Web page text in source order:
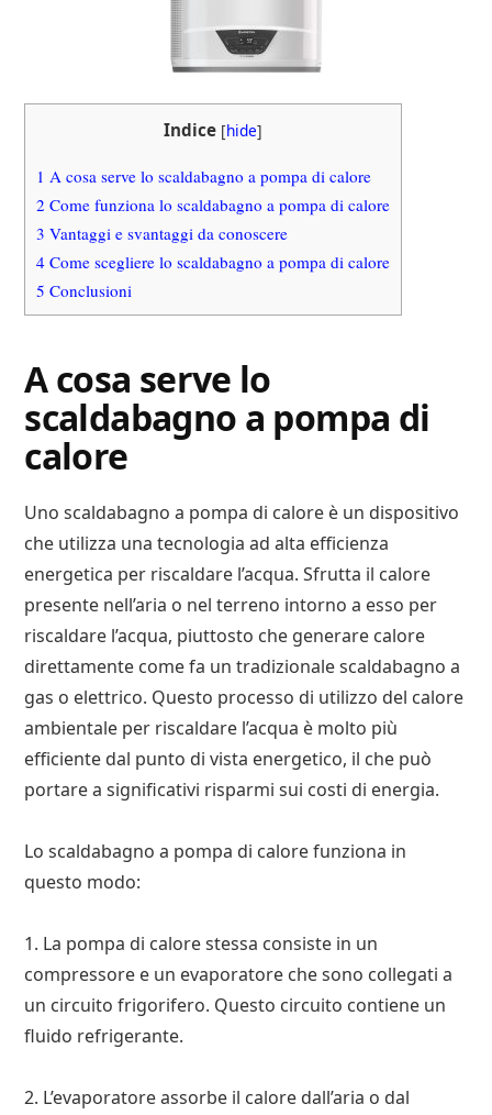
Indice [hide]
1 A cosa serve lo scaldabagno a pompa di calore
2 Come funziona lo scaldabagno a pompa di calore
3 Vantaggi e svantaggi da conoscere
4 Come scegliere lo scaldabagno a pompa di calore
5 Conclusioni
A cosa serve lo
scaldabagno a pompa di
calore
Uno scaldabagno a pompa di calore è un dispositivo
che utilizza una tecnologia ad alta efficienza
energetica per riscaldare l’acqua. Sfrutta il calore
presente nell’aria o nel terreno intorno a esso per
riscaldare l’acqua, piuttosto che generare calore
direttamente come fa un tradizionale scaldabagno a
gas o elettrico. Questo processo di utilizzo del calore
ambientale per riscaldare l’acqua è molto più
efficiente dal punto di vista energetico, il che può
portare a significativi risparmi sui costi di energia.
Lo scaldabagno a pompa di calore funziona in
questo modo:
1. La pompa di calore stessa consiste in un
compressore e un evaporatore che sono collegati a
un circuito frigorifero. Questo circuito contiene un
fluido refrigerante.
2. L’evaporatore assorbe il calore dall’aria o dal